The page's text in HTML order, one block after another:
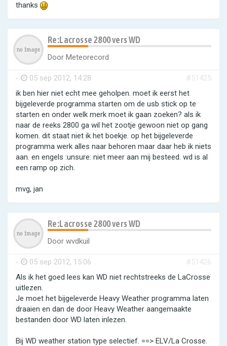
thanks
Re:Lacrosse 2800 vers WD
Door Meteorecord
- 05 sep 2012, 14:28
#51425
ik ben hier niet echt mee geholpen. moet ik eerst het
bijgeleverde programma starten om de usb stick op te
starten en onder welk merk moet ik gaan zoeken? als ik
naar de reeks 2800 ga wil het zootje gewoon niet op gang
komen. dit staat niet ik het boekje. op het bijgeleverde
programma werk alles naar behoren maar daar heb ik niets
aan. en engels :unsure: niet meer aan mij besteed. wd is al
een ramp op zich.
mvg, jan
Re:Lacrosse 2800 vers WD
Door wvdkuil
- 05 sep 2012, 15:06
#51426
Als ik het goed lees kan WD niet rechtstreeks de LaCrosse
uitlezen.
Je moet het bijgeleverde Heavy Weather programma laten
draaien en dan de door Heavy Weather aangemaakte
bestanden door WD laten inlezen.
Bij WD weather station type selectief. ==> ELV/La Crosse.